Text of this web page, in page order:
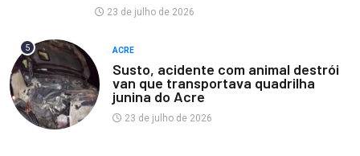
23 de julho de 2026
5 ACRE
Susto, acidente com animal destrói
van que transportava quadrilha
junina do Acre
23 de julho de 2026